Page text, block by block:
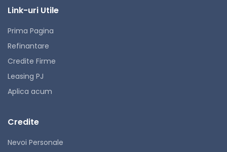
Link-uri Utile
Prima Pagina
Refinantare
Credite Firme
Leasing PJ
Aplica acum
Credite
Nevoi Personale